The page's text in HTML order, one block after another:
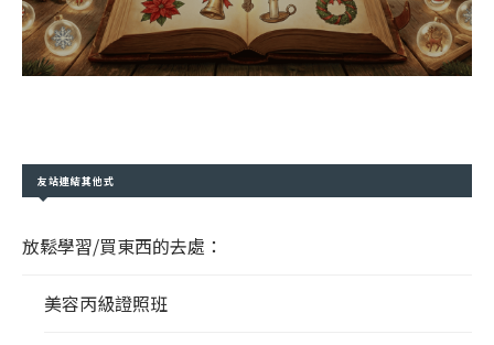
友站連結其他式
放鬆學習/買東西的去處：
美容丙級證照班